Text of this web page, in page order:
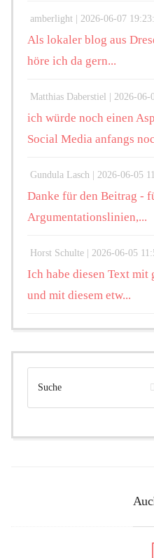
amberlight | 2026-06-07
Als lokaler blog aus
höre ich da gern...
Matthias Daberstiel | 2026-06-
ich würde noch einen
Social Media anfangs
Gundula Lasch | 2026-06-05
Danke für den Beitrag -
Argumentationslinien,...
Horst Schulte | 2026-06-05
Ich habe diesen Text mit
und mit diesem etw...